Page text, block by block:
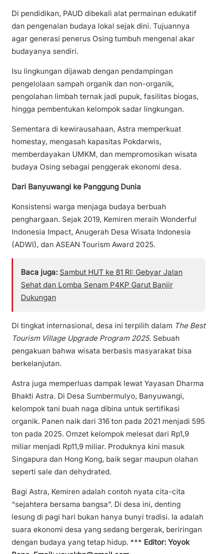
Di pendidikan, PAUD dibekali alat permainan edukatif
dan pengenalan budaya lokal sejak dini. Tujuannya
agar generasi penerus Osing tumbuh mengenal akar
budayanya sendiri.
Isu lingkungan dijawab dengan pendampingan
pengelolaan sampah organik dan non-organik,
pengolahan limbah ternak jadi pupuk, fasilitas biogas,
hingga pembentukan kelompok sadar lingkungan.
Sementara di kewirausahaan, Astra memperkuat
homestay, mengasah kapasitas Pokdarwis,
memberdayakan UMKM, dan mempromosikan wisata
budaya Osing sebagai penggerak ekonomi desa.
Dari Banyuwangi ke Panggung Dunia
Konsistensi warga menjaga budaya berbuah
penghargaan. Sejak 2019, Kemiren meraih Wonderful
Indonesia Impact, Anugerah Desa Wisata Indonesia
(ADWI), dan ASEAN Tourism Award 2025.
Baca juga: Sambut HUT ke 81 RI: Gebyar Jalan
Sehat dan Lomba Senam P4KP Garut Banjir
Dukungan
Di tingkat internasional, desa ini terpilih dalam The Best
Tourism Village Upgrade Program 2025. Sebuah
pengakuan bahwa wisata berbasis masyarakat bisa
berkelanjutan.
Astra juga memperluas dampak lewat Yayasan Dharma
Bhakti Astra. Di Desa Sumbermulyo, Banyuwangi,
kelompok tani buah naga dibina untuk sertifikasi
organik. Panen naik dari 316 ton pada 2021 menjadi 595
ton pada 2025. Omzet kelompok melesat dari Rp1,9
miliar menjadi Rp11,9 miliar. Produknya kini masuk
Singapura dan Hong Kong, baik segar maupun olahan
seperti sale dan dehydrated.
Bagi Astra, Kemiren adalah contoh nyata cita-cita
“sejahtera bersama bangsa”. Di desa ini, denting
lesung di pagi hari bukan hanya bunyi tradisi. Ia adalah
suara ekonomi desa yang sedang bergerak, beriringan
dengan budaya yang tetap hidup. *** Editor: Yoyok